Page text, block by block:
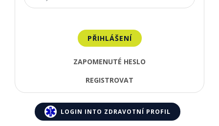
REGISTROVAT
ZAPOMENUTÉ HESLO
PŘIHLÁŠENÍ
LOGIN INTO ZDRAVOTNÍ PROFIL